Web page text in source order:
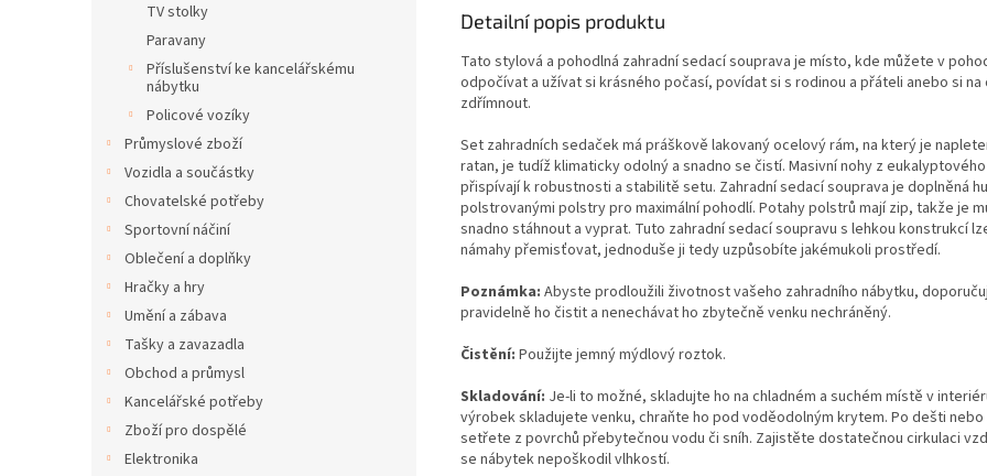
TV stolky
Paravany
Příslušenství ke kancelářskému
nábytku
Policové vozíky
Průmyslové zboží
Vozidla a součástky
Chovatelské potřeby
Sportovní náčiní
Oblečení a doplňky
Hračky a hry
Umění a zábava
Tašky a zavazadla
Obchod a průmysl
Kancelářské potřeby
Zboží pro dospělé
Elektronika
Detailní popis produktu
Tato stylová a pohodlná zahradní sedací souprava je místo, kde můžete v
odpočívat a užívat si krásného počasí, povídat si s rodinou a přáteli anebo si na
zdřímnout.
Set zahradních sedaček má práškově lakovaný ocelový rám, na který je
ratan, je tudíž klimaticky odolný a snadno se čistí. Masivní nohy z
přispívají k robustnosti a stabilitě setu. Zahradní sedací souprava je doplněná
polstrovanými polstry pro maximální pohodlí. Potahy polstrů mají zip, takže je
snadno stáhnout a vyprat. Tuto zahradní sedací soupravu s lehkou konstrukcí
námahy přemisťovat, jednoduše ji tedy uzpůsobíte jakémukoli prostředí.
Poznámka: Abyste prodloužili životnost vašeho zahradního nábytku,
pravidelně ho čistit a nenechávat ho zbytečně venku nechráněný.
Čistění: Použijte jemný mýdlový roztok.
Skladování: Je-li to možné, skladujte ho na chladném a suchém místě v
výrobek skladujete venku, chraňte ho pod voděodolným krytem. Po dešti
setřete z povrchů přebytečnou vodu či sníh. Zajistěte dostatečnou cirkulaci
se nábytek nepoškodil vlhkostí.